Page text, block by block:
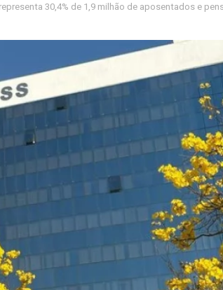
30,4% de 1,9 milhão de aposentados e